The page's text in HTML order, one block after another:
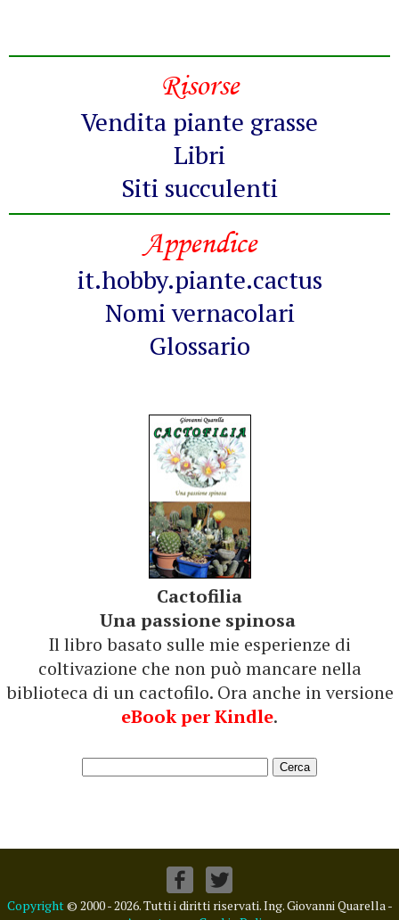
Risorse
Vendita piante grasse
Libri
Siti succulenti
Appendice
it.hobby.piante.cactus
Nomi vernacolari
Glossario
Cactofilia
Una passione spinosa
Il libro basato sulle mie esperienze di
coltivazione che non può mancare nella
biblioteca di un cactofilo. Ora anche in versione
eBook per Kindle.
Copyright© 2000 - 2026. Tutti i diritti riservati. Ing. Giovanni Quarella -